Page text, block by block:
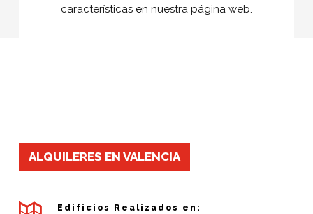
características en nuestra página web.
ALQUILERES EN VALENCIA
Edificios Realizados en: